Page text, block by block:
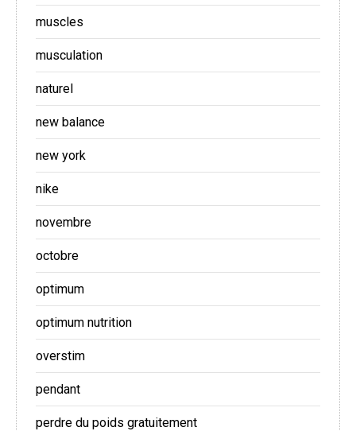
muscles
musculation
naturel
new balance
new york
nike
novembre
octobre
optimum
optimum nutrition
overstim
pendant
perdre du poids gratuitement